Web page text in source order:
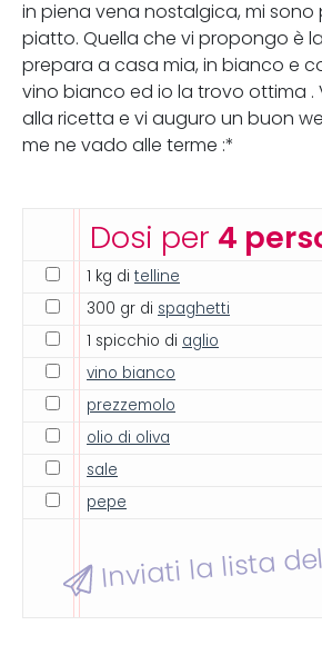
in piena vena nostalgica, mi
piatto. Quella che vi propongo è
prepara a casa mia, in bianco e
vino bianco ed io la trovo ottima .
alla ricetta e vi auguro un buon
me ne vado alle terme :*
Dosi per 4
1 kg di telline
300 gr di spaghetti
1 spicchio di aglio
vino bianco
prezzemolo
olio di oliva
sale
pepe
Inviati la lista